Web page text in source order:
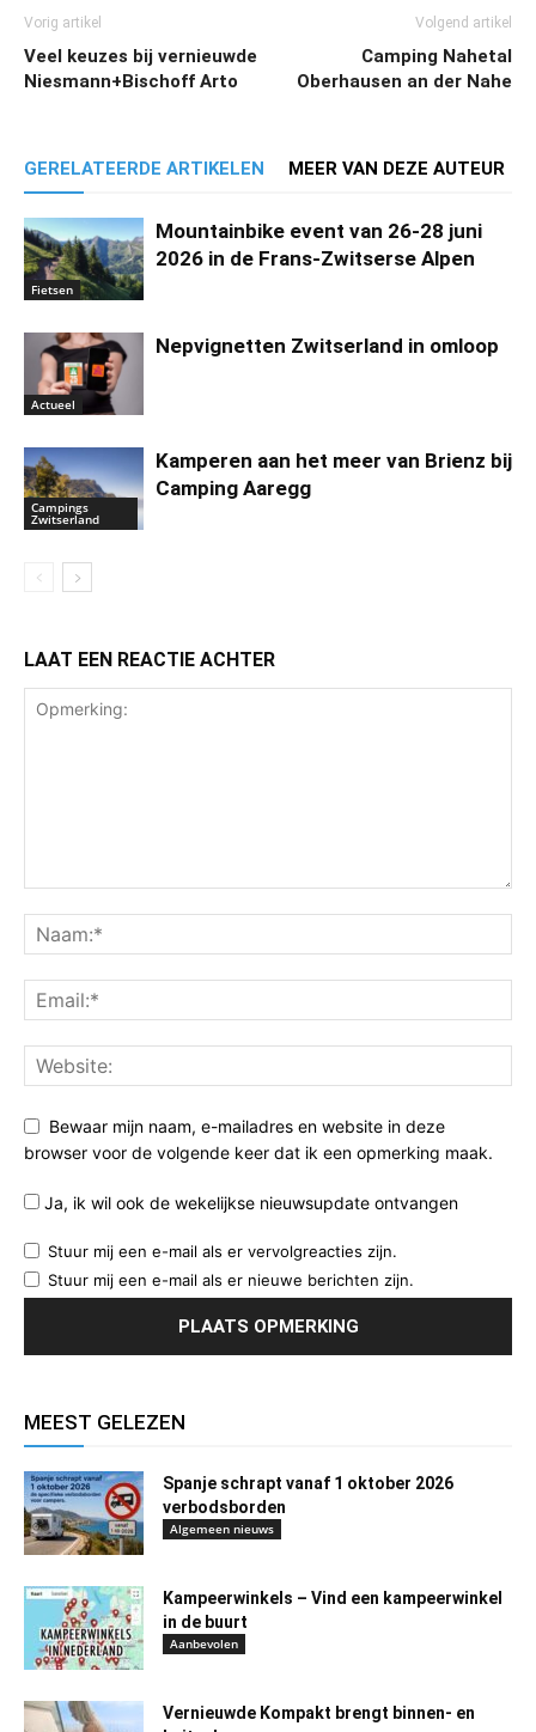
Vorig artikel
Veel keuzes bij vernieuwde
Niesmann+Bischoff Arto
Volgend artikel
Camping Nahetal
Oberhausen an der Nahe
GERELATEERDE ARTIKELEN MEER VAN DEZE AUTEUR
Fietsen
Mountainbike event van 26-28 juni
2026 in de Frans-Zwitserse Alpen
Actueel
Nepvignetten Zwitserland in omloop
Campings
Zwitserland
Kamperen aan het meer van Brienz bij
Camping Aaregg
LAAT EEN REACTIE ACHTER
Bewaar mijn naam, e-mailadres en website in deze
browser voor de volgende keer dat ik een opmerking maak.
Ja, ik wil ook de wekelijkse nieuwsupdate ontvangen
Stuur mij een e-mail als er vervolgreacties zijn.
Stuur mij een e-mail als er nieuwe berichten zijn.
MEEST GELEZEN
Spanje schrapt vanaf 1 oktober 2026
verbodsborden
Algemeen nieuws
Kampeerwinkels – Vind een kampeerwinkel
in de buurt
Aanbevolen
Vernieuwde Kompakt brengt binnen- en